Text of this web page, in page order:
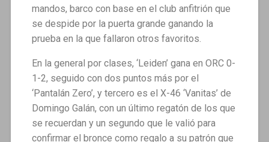
mandos, barco con base en el club anfitrión que
se despide por la puerta grande ganando la
prueba en la que fallaron otros favoritos.
En la general por clases, ‘Leiden’ gana en ORC 0-
1-2, seguido con dos puntos más por el
‘Pantalán Zero’, y tercero es el X-46 ‘Vanitas’ de
Domingo Galán, con un último regatón de los que
se recuerdan y un segundo que le valió para
confirmar el bronce como regalo a su patrón que